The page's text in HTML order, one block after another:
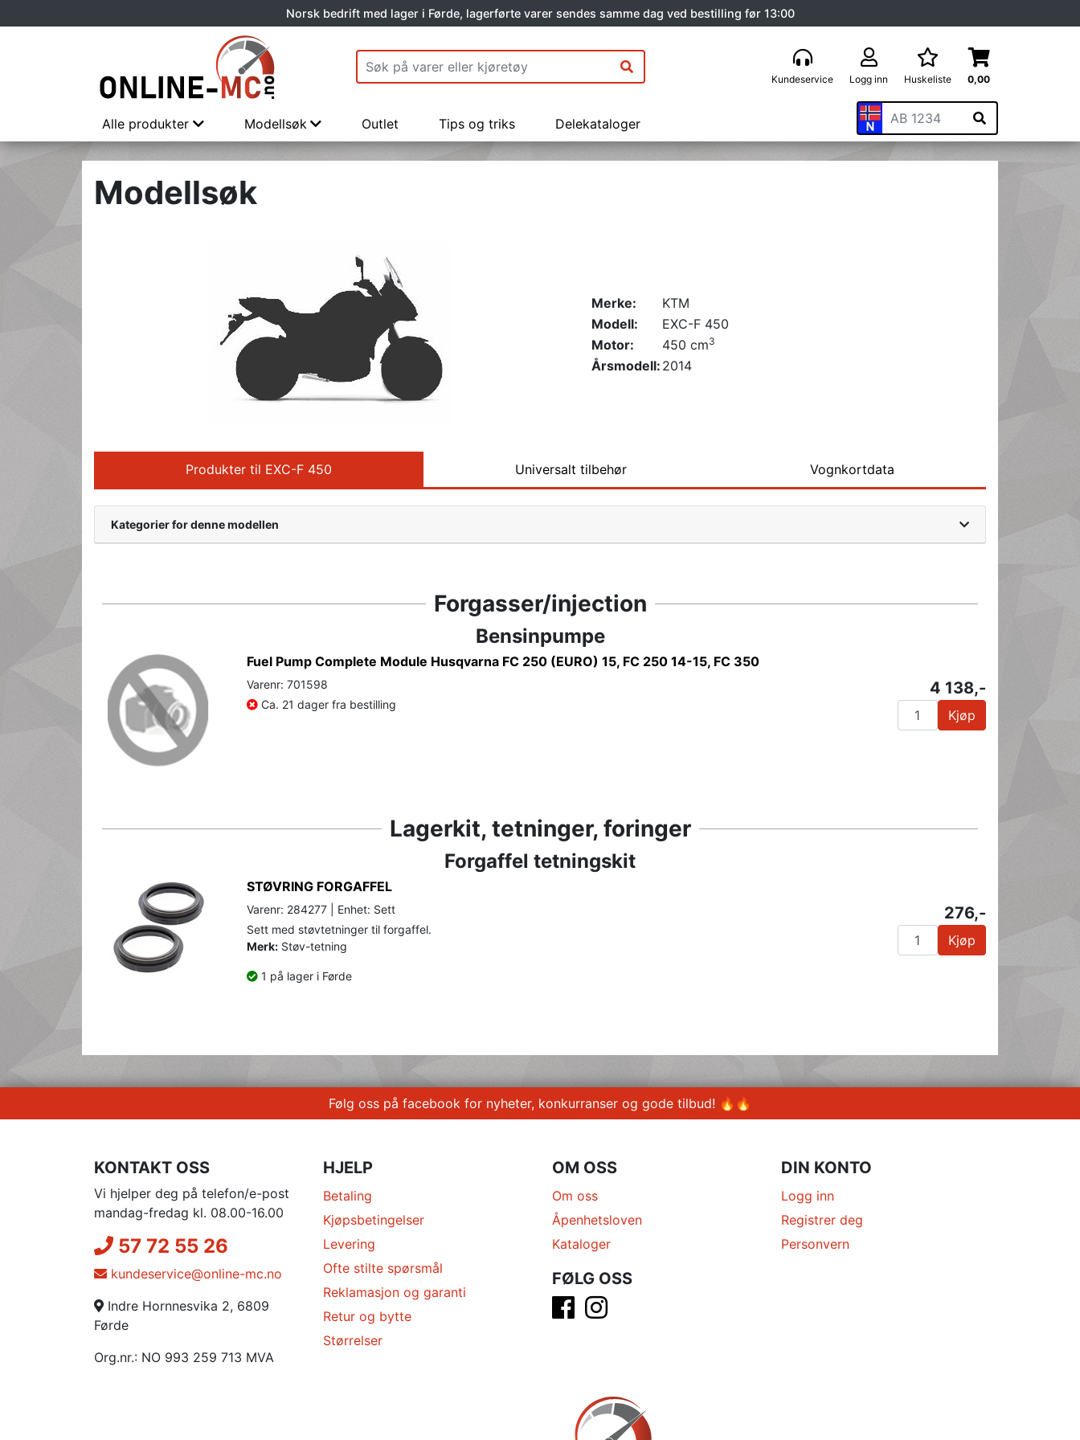
Norsk bedrift med lager i Førde, lagerførte varer sendes samme dag ved bestilling før 13:00
Kundeservice Logg inn Huskeliste 0,00
Alle produkter Modellsøk Outlet Tips og triks Delekataloger
Modellsøk
Merke:
KTM
Modell:
EXC-F 450
Motor:
450 cm3
Årsmodell: 2014
Produkter til EXC-F 450 Universalt tilbehør Vognkortdata
Kategorier for denne modellen
Forgasser/injection
Bensinpumpe
Fuel Pump Complete Module Husqvarna FC 250 (EURO) 15, FC 250 14-15, FC 350
Varenr: 701598
Ca. 21 dager fra bestilling
4 138,-
Kjøp
Lagerkit, tetninger, foringer
Forgaffel tetningskit
STØVRING FORGAFFEL
Varenr: 284277 | Enhet: Sett
Sett med støvtetninger til forgaffel.
Merk: Støv-tetning
1 på lager i Førde
276,-
Kjøp
Følg oss på facebook for nyheter, konkurranser og gode tilbud! 🔥🔥
KONTAKT OSS
Vi hjelper deg på telefon/e-post
mandag-fredag kl. 08.00-16.00
57 72 55 26
kundeservice@online-mc.no
Indre Hornnesvika 2, 6809
Førde
Org.nr.: NO 993 259 713 MVA
HJELP
Betaling
Kjøpsbetingelser
Levering
Ofte stilte spørsmål
Reklamasjon og garanti
Retur og bytte
Størrelser
OM OSS
Om oss
Åpenhetsloven
Kataloger
FØLG OSS
DIN KONTO
Logg inn
Registrer deg
Personvern